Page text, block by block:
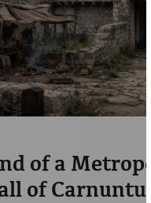
of a
of